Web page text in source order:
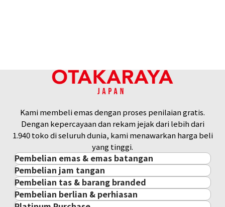
Platinum (Pt1000) Maple Leaf Coin 1/4 oz 6 pieces set
Referensi Harga Buyback
Rp 67.770.106
Kami membeli emas dengan proses penilaian gratis.
Dengan kepercayaan dan rekam jejak dari lebih dari
1.940 toko di seluruh dunia, kami menawarkan harga beli
yang tinggi.
Pembelian emas & emas batangan
Pembelian emas & emas batangan
Emas Batangan / Gold Bar
Koin Emas
Pembelian jam tangan
Pembelian jam tangan
ROLEX
Pembelian tas & barang branded
Pembelian tas & barang branded
Pembelian berlian & perhiasan